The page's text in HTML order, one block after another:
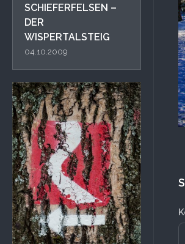
SCHIEFERFELSEN –
DER
WISPERTALSTEIG
04.10.2009